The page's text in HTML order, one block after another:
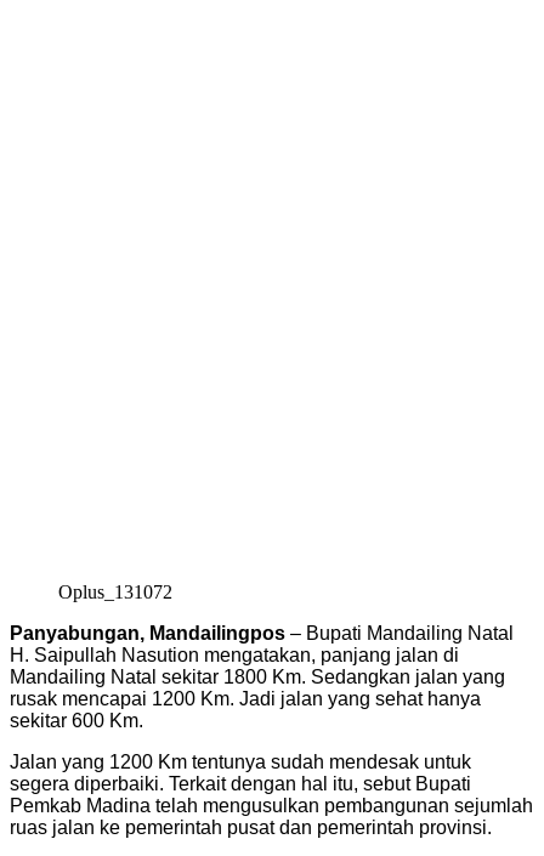
Oplus_131072
Panyabungan, Mandailingpos – Bupati Mandailing Natal
H. Saipullah Nasution mengatakan, panjang jalan di
Mandailing Natal sekitar 1800 Km. Sedangkan jalan yang
rusak mencapai 1200 Km. Jadi jalan yang sehat hanya
sekitar 600 Km.
Jalan yang 1200 Km tentunya sudah mendesak untuk
segera diperbaiki. Terkait dengan hal itu, sebut Bupati
Pemkab Madina telah mengusulkan pembangunan sejumlah
ruas jalan ke pemerintah pusat dan pemerintah provinsi.